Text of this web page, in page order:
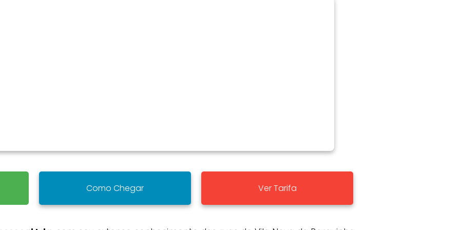
Como Chegar Ver Tarifa